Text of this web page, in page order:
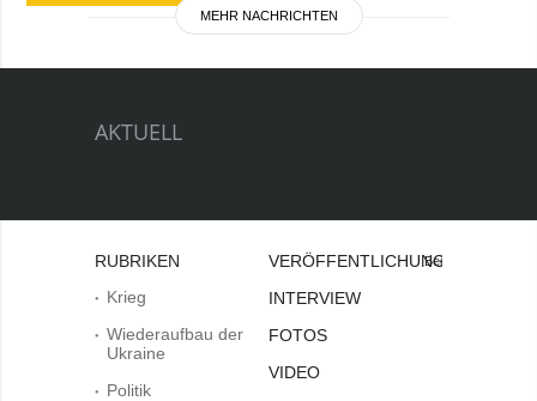
MEHR NACHRICHTEN
AKTUELL
RUBRIKEN
Krieg
Wiederaufbau der
Ukraine
Politik
VERÖFFENTLICHUNGEN
INTERVIEW
FOTOS
VIDEO
Bei